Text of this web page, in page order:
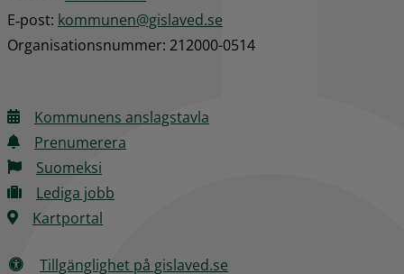
E‑post: kommunen@gislaved.se
Organisationsnummer: 212000-0514
Kommunens anslagstavla
Prenumerera
Suomeksi
Lediga jobb
Kartportal
Tillgänglighet på gislaved.se